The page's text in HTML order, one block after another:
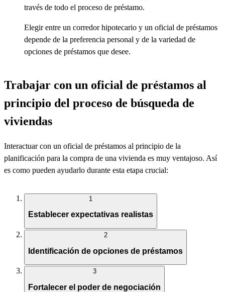
través de todo el proceso de préstamo.
Elegir entre un corredor hipotecario y un oficial de préstamos
depende de la preferencia personal y de la variedad de
opciones de préstamos que desee.
Trabajar con un oficial de préstamos al
principio del proceso de búsqueda de
viviendas
Interactuar con un oficial de préstamos al principio de la
planificación para la compra de una vivienda es muy ventajoso. Así
es como pueden ayudarlo durante esta etapa crucial:
1
Establecer expectativas realistas
2
Identificación de opciones de préstamos
3
Fortalecer el poder de negociación